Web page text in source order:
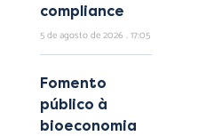
compliance
5 de agosto de 2026 17:05
Fomento
público à
bioeconomia